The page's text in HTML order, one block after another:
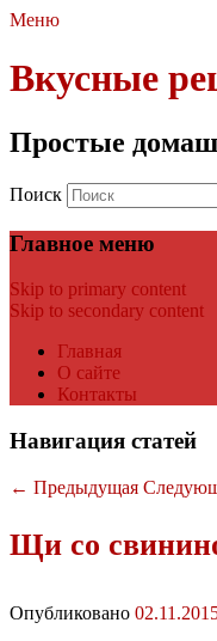
Меню
Вкусные
Простые
Поиск
Главное меню
Skip to primary content
Skip to secondary content
Главная
О сайте
Контакты
Навигация статей
← Предыдущая
Щи со
Опубликовано